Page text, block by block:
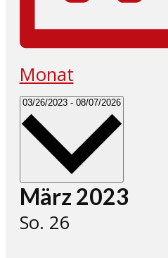
Monat
03/26/2023 - 08/07/2026 Datum
März 2023
So. 26